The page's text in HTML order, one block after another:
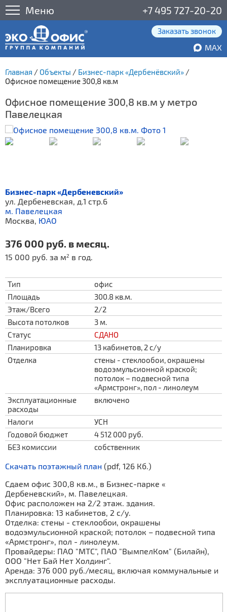
Меню +7 495 727-20-20
Заказать звонок
MAX
Главная / Объекты / Бизнес-парк «Дербенёвский» /
Офисное помещение 300,8 кв.м
Офисное помещение 300,8 кв.м у метро
Павелецкая
Бизнес-парк «Дербеневский»
ул. Дербеневская, д.1 стр.6
м. Павелецкая
Москва, ЮАО
376 000 руб. в месяц.
15 000 руб. за м2 в год.
Тип
офис
Площадь
300.8 кв.м.
Этаж/Всего
2/2
Высота потолков
3 м.
Статус
СДАНО
Планировка
13 кабинетов, 2 с/у
Отделка
стены - стеклообои, окрашены
водоэмульсионной краской;
потолок – подвесной типа
«Армстронг», пол - линолеум
Эксплуатационные
расходы
включено
Налоги
УСН
Годовой бюджет
4 512 000 руб.
БЕЗ комиссии
собственник
Скачать поэтажный план (pdf, 126 Кб.)
Сдаем офис 300,8 кв.м., в Бизнес-парке «
Дербеневский», м. Павелецкая.
Офис расположен на 2/2 этаж. здания.
Планировка: 13 кабинетов, 2 с/у.
Отделка: стены - стеклообои, окрашены
водоэмульсионной краской; потолок – подвесной типа
«Армстронг», пол - линолеум.
Провайдеры: ПАО "МТС", ПАО "ВымпелКом" (Билайн),
ООО "Нет Бай Нет Холдинг".
Аренда: 376 000 руб./месяц, включая коммунальные и
эксплуатационные расходы.